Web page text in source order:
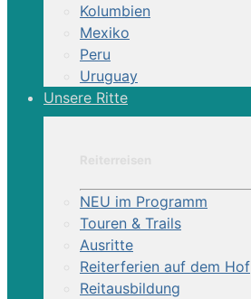
Kolumbien
Mexiko
Peru
Uruguay
Unsere Ritte
NEU im Programm
Touren & Trails
Ausritte
Reiterferien auf dem Hof
Reitausbildung